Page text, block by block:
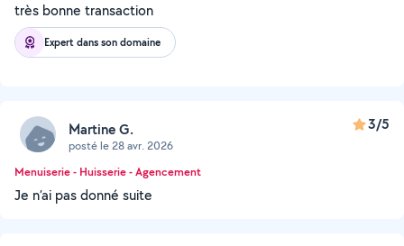
très bonne transaction
Expert dans son domaine
Martine G.
posté le 28 avr. 2026
3/5
Menuiserie - Huisserie - Agencement
Je n’ai pas donné suite